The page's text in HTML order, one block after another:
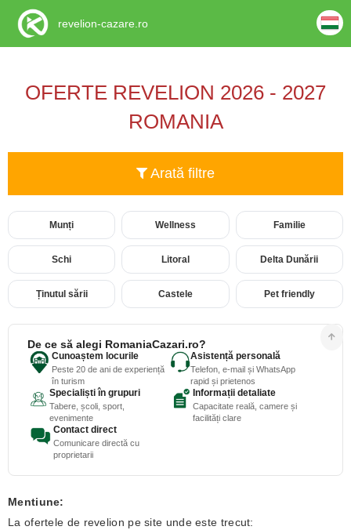
OFERTE REVELION 2026 - 2027
ROMANIA
Arată filtre
Munți Wellness Familie
Schi Litoral Delta Dunării
Ținutul sării Castele Pet friendly
De ce să alegi RomaniaCazari.ro?
Cunoaștem locurile
Peste 20 de ani de experiență
în turism
Asistență personală
Telefon, e-mail și WhatsApp
rapid și prietenos
Specialiști în grupuri
Tabere, școli, sport,
evenimente
Informații detaliate
Capacitate reală, camere și
facilități clare
Contact direct
Comunicare directă cu
proprietarii
Mentiune:
La ofertele de revelion pe site unde este trecut:
revelion-cazare.ro